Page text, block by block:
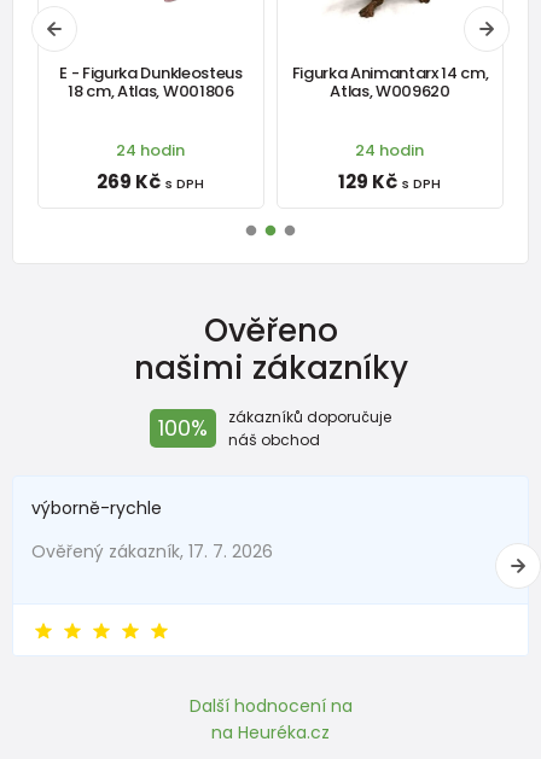
E - Figurka Dunkleosteus
18 cm, Atlas, W001806
24 hodin
269 Kč s DPH
Figurka Animantarx 14 cm,
Atlas, W009620
24 hodin
129 Kč s DPH
Ověřeno
našimi zákazníky
100%
zákazníků doporučuje
náš obchod
výborně-rychle
Ověřený zákazník, 17. 7. 2026
Další hodnocení na
na Heuréka.cz